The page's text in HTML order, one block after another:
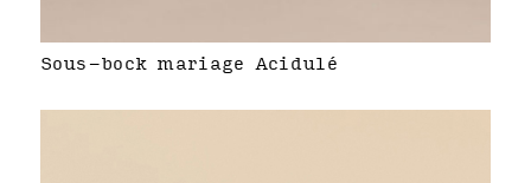
Sous-bock mariage Acidulé